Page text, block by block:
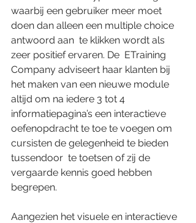
waarbij een gebruiker meer moet
doen dan alleen een multiple choice
antwoord aan  te klikken wordt als
zeer positief ervaren. De  ETraining
Company adviseert haar klanten bij
het maken van een nieuwe module
altijd om na iedere 3 tot 4
informatiepagina’s een interactieve
oefenopdracht te toe te voegen om
cursisten de gelegenheid te bieden
tussendoor  te toetsen of zij de
vergaarde kennis goed hebben
begrepen.
Aangezien het visuele en interactieve